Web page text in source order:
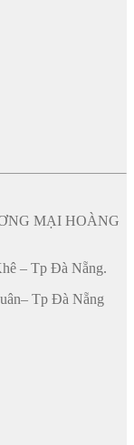
MẠI HOÀNG
– Tp Đà Nẵng.
Tp Đà Nẵng